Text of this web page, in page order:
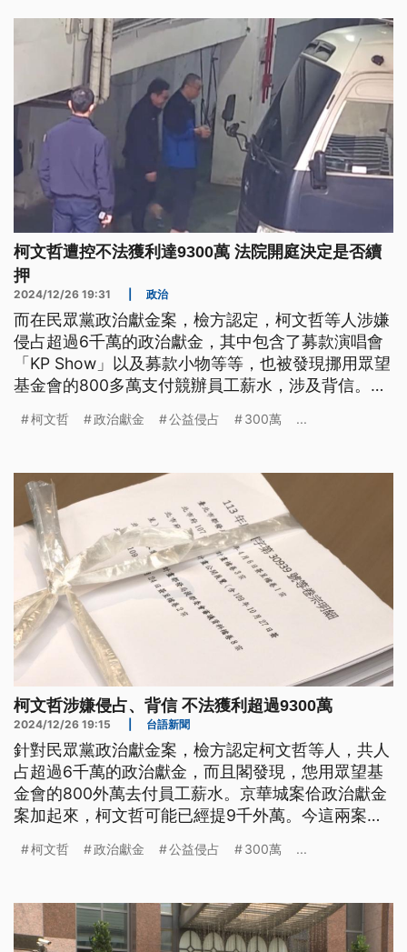
柯文哲遭控不法獲利達9300萬 法院開庭決定是否續
押
2024/12/26 19:31 政治
而在民眾黨政治獻金案，檢方認定，柯文哲等人涉嫌
侵占超過6千萬的政治獻金，其中包含了募款演唱會
「KP Show」以及募款小物等等，也被發現挪用眾望
基金會的800多萬支付競辦員工薪水，涉及背信。在
9300多萬，如今檢方全向法院聲請追徵，2大案超過
文哲、應曉薇和沈慶京等5人是否繼續收押。
柯文哲 政治獻金 公益侵占 300萬 ...
柯文哲涉嫌侵占、背信 不法獲利超過9300萬
2024/12/26 19:15 台語新聞
針對民眾黨政治獻金案，檢方認定柯文哲等人，共人
占超過6千萬的政治獻金，而且閣發現，怹用眾望基
金會的800外萬去付員工薪水。京華城案佮政治獻金
案加起來，柯文哲可能已經提9千外萬。今這兩案的
應曉薇和沈慶京等5人，敢會繼續收押。（新聞標
柯文哲 政治獻金 公益侵占 300萬 ...